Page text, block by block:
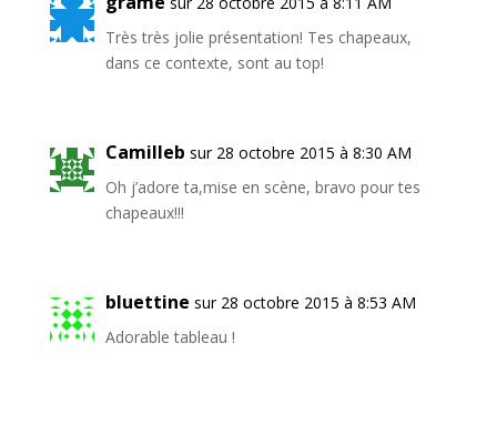
Très très jolie présentation! Tes chapeaux,
dans ce contexte, sont au top!
Camilleb sur 28 octobre 2015 à 8:30 AM
Oh j’adore ta,mise en scène, bravo pour tes
chapeaux!!!
bluettine sur 28 octobre 2015 à 8:53 AM
Adorable tableau !